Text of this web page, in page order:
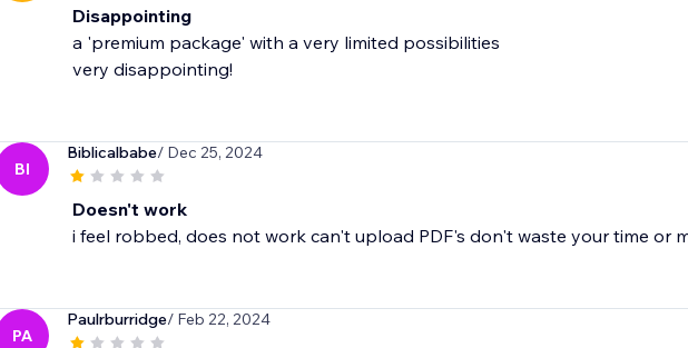
Disappointing
a 'premium package' with a very limited possibilities
very disappointing!
BI
Biblicalbabe/ Dec 25, 2024
Doesn't work
i feel robbed, does not work can't upload PDF's don't waste your time or
PA
Paulrburridge/ Feb 22, 2024